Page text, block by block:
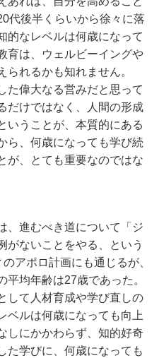
代後半くらいから徐々に落
的なレベルは何歳になって
育は、ウェルビーイングや
れるかも知れません。
偉大なる営みだと思って
だけではなく、人間の形成
いうことが、本質的にある
ら、何歳になっても学び続
が、とても重要なのではな
進むべき道について「ジ
がないことをやる、という
アポロ計画にも通じるが、
均年齢は27歳であった。
して人材育成や学び直しの
ベルは何歳になっても向上
しにかかわらず、知的好奇
た学びに、何歳になっても